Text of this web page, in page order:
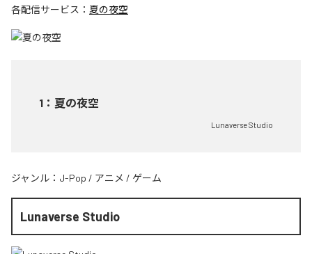
各配信サービス： 夏の夜空
1 ： 夏の夜空
Lunaverse Studio
ジャンル： J-Pop / アニメ / ゲーム
Lunaverse Studio